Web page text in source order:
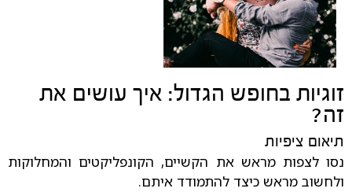
זוגיות בחופש הגדול: איך עושים את
זה?
תיאום ציפיות
נסו לצפות מראש את הקשיים, הקונפליקטים והמחלוקות
ולחשוב מראש כיצד להתמודד איתם.